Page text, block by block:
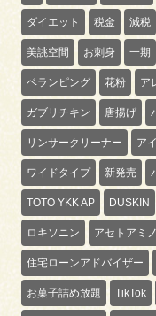
ダイエット 税金 減税
美誂空間 お刺身 一期
ベランピング 花粉 ア
ガブリチキン 唐揚げ
リンサークリーナー ア
ワイドタイプ 新発売
TOTO YKK AP DUSKIN
ロキソニン アセトアミ
住宅ローンアドバイザー
お菓子詰め放題 TikTok